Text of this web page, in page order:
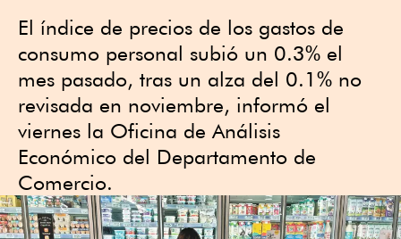
El índice de precios de los gastos de
consumo personal subió un 0.3% el
mes pasado, tras un alza del 0.1% no
revisada en noviembre, informó el
viernes la Oficina de Análisis
Económico del Departamento de
Comercio.